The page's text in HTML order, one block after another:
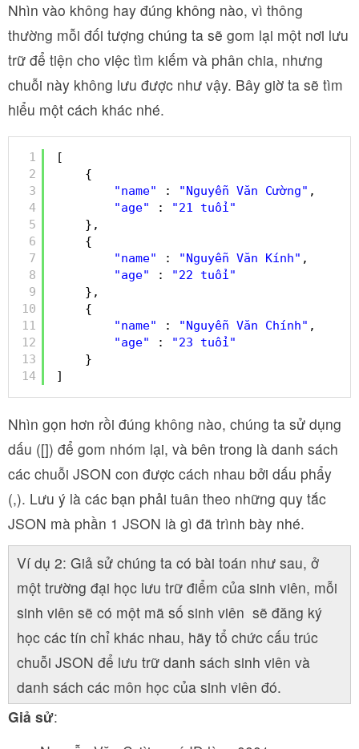
Nhìn vào không hay đúng không nào, vì thông
thường mỗi đối tượng chúng ta sẽ gom lại một nơi lưu
trữ để tiện cho việc tìm kiếm và phân chia, nhưng
chuỗi này không lưu được như vậy. Bây giờ ta sẽ tìm
hiểu một cách khác nhé.
1
2
3
4
5
6
7
8
9
10
11
12
13
14
[
{
"name"
: "Nguyễn Văn Cường" ,
"age"
:
"21 tuổi"
},
{
"name"
: "Nguyễn Văn Kính" ,
"age"
:
"22 tuổi"
},
{
"name"
: "Nguyễn Văn Chính" ,
"age"
:
"23 tuổi"
}
]
Nhìn gọn hơn rồi đúng không nào, chúng ta sử dụng
dấu ([]) để gom nhóm lại, và bên trong là danh sách
các chuỗi JSON con được cách nhau bởi dấu phẩy
(,). Lưu ý là các bạn phải tuân theo những quy tắc
JSON mà phần 1 JSON là gì đã trình bày nhé.
Ví dụ 2: Giả sử chúng ta có bài toán như sau, ở
một trường đại học lưu trữ điểm của sinh viên, mỗi
sinh viên sẽ có một mã số sinh viên sẽ đăng ký
học các tín chỉ khác nhau, hãy tổ chức cấu trúc
chuỗi JSON để lưu trữ danh sách sinh viên và
danh sách các môn học của sinh viên đó.
Giả sử: